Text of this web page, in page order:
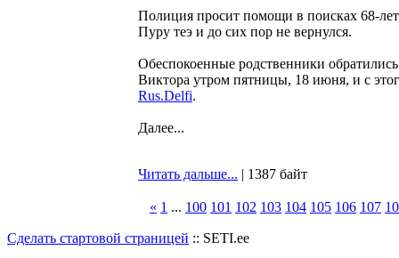
Полиция просит помощи в поисках 68-
Пуру теэ и до сих пор не вернулся.
Обеспокоенные родственники
Виктора утром пятницы, 18 июня, и с
Rus.Delfi.
Далее...
Читать дальше... | 1387 байт
« 1 ... 100 101 102 103 104 105 106 107
Сделать стартовой страницей :: SETI.ee